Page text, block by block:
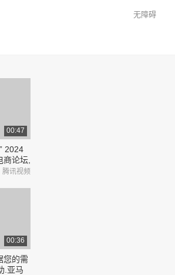
无障碍
00:47
2024
商论坛,
园管理
腾讯视频
00:36
您的需
.亚马